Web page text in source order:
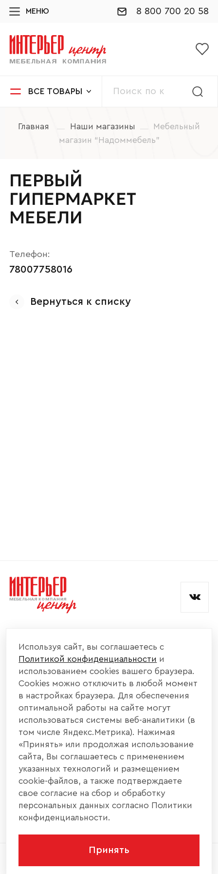
МЕНЮ 8 800 700 20 58
ВСЕ ТОВАРЫ
Главная Наши магазины
Мебельный
магазин “Надоммебель”
ПЕРВЫЙ
ГИПЕРМАРКЕТ
МЕБЕЛИ
Телефон:
78007758016
Вернуться к списку
КАТАЛОГ МЕБЕЛИ
ИНФОРМАЦИЯ
НАШИ КОНТАКТЫ
+7 800 700 20 58
440004, г. Пенза, ул. Рябова, д. 31
info@interier-center.ru
2026 © ООО «Интерьер Центр» - Все права
Ваше имя
Согласен с
Используя сайт, вы соглашаетесь с
Политикой конфиденциальности и
использованием cookies вашего браузера.
Cookies можно отключить в любой момент
в настройках браузера. Для обеспечения
оптимальной работы на сайте могут
использоваться системы веб-аналитики (в
том числе Яндекс.Метрика). Нажимая
«Принять» или продолжая использование
сайта, Вы соглашаетесь с применением
указанных технологий и размещением
cookie-файлов, а также подтверждаете
свое согласие на сбор и обработку
персональных данных согласно Политики
конфиденциальности.
Принять